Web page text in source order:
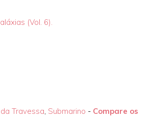
(Vol. 6).
Travessa, Submarino - Compare os